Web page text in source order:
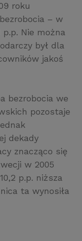
roku
– w
p.p. Nie można
był dla
jakoś
bezrobocia we
pozostaje
dekady
znacząco się
w 2005
p.p. niższa
ta wynosiła